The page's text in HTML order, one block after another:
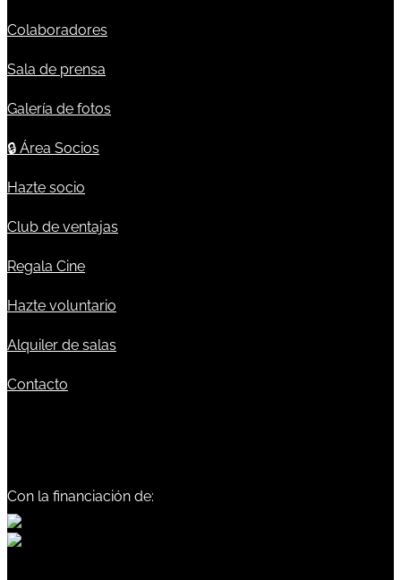
Colaboradores
Sala de prensa
Galería de fotos
🔒 Área Socios
Hazte socio
Club de ventajas
Regala Cine
Hazte voluntario
Alquiler de salas
Contacto
Con la financiación de: